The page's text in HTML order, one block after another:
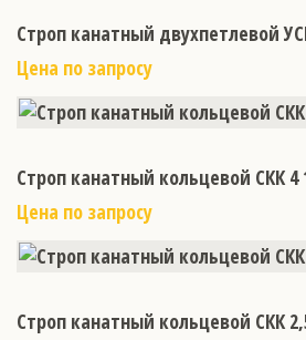
Строп канатный двухпетлевой
Цена по запросу
Строп канатный кольцевой СКК 4
Цена по запросу
Строп канатный кольцевой СКК